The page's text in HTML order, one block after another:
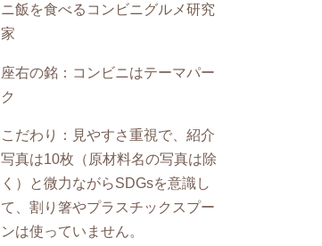
ニ飯を食べるコンビニグルメ研究
家
座右の銘：コンビニはテーマパー
ク
こだわり：見やすさ重視で、紹介
写真は10枚（原材料名の写真は除
く）と微力ながらSDGsを意識し
て、割り箸やプラスチックスプー
ンは使っていません。